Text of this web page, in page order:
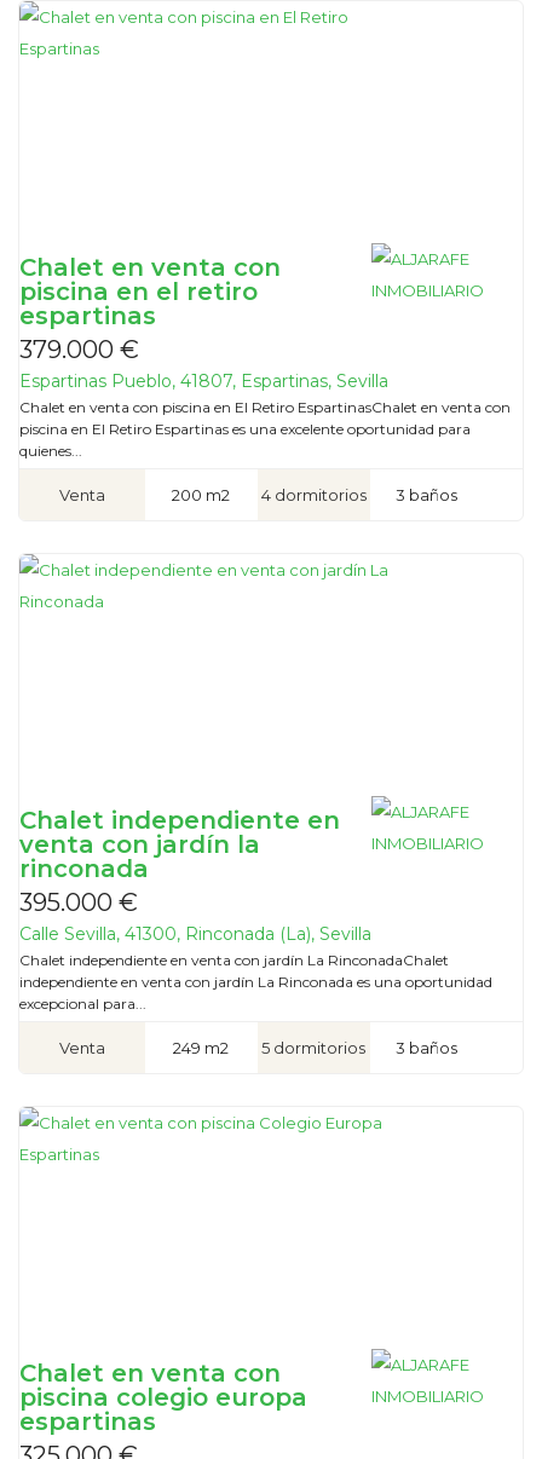
Chalet en venta con
piscina en el retiro
espartinas
379.000 €
Espartinas Pueblo, 41807, Espartinas, Sevilla
Chalet en venta con piscina en El Retiro EspartinasChalet en venta con
piscina en El Retiro Espartinas es una excelente oportunidad para
quienes...
Venta 200 m2 4 dormitorios 3 baños
Chalet independiente en
venta con jardín la
rinconada
395.000 €
Calle Sevilla, 41300, Rinconada (La), Sevilla
Chalet independiente en venta con jardín La RinconadaChalet
independiente en venta con jardín La Rinconada es una oportunidad
excepcional para...
Venta 249 m2 5 dormitorios 3 baños
Chalet en venta con
piscina colegio europa
espartinas